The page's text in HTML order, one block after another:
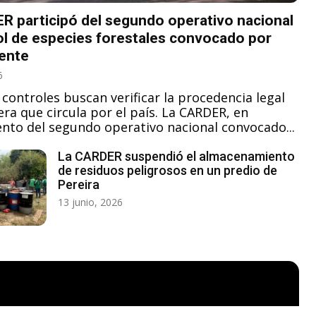
a establecimientos dedicados al
y residuos electrónicos en
participó del segundo operativo nacional
de especies forestales convocado por
buscan verificar la procedencia legal
que circula por el país. La CARDER, en
del segundo operativo nacional convocado...
La CARDER suspendió el almacenamiento
de residuos peligrosos en un predio de
Pereira
13 junio, 2026